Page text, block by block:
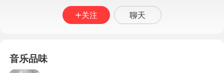
关注 聊天
音乐品味